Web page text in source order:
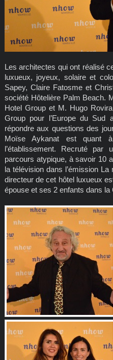
Les architectes qui ont réalisé
luxueux, joyeux, solaire et
Sapey, Claire Fatosme et
société Hôtelière Palm Beach.
Hotel Group et M. Hugo
Group pour l’Europe du Sud
répondre aux questions des
Moïse Aykanat est quant
l’établissement. Recruté
parcours atypique, à savoir 10
la télévision dans l’émission
directeur de cet hôtel luxueux
épouse et ses 2 enfants dans la